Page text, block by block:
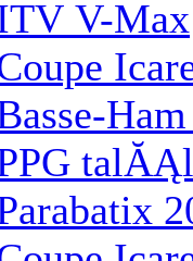
V-Max